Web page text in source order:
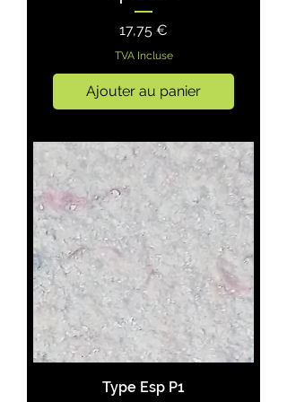
Prix
17,75 €
TVA Incluse
Ajouter au panier
Type Esp P1